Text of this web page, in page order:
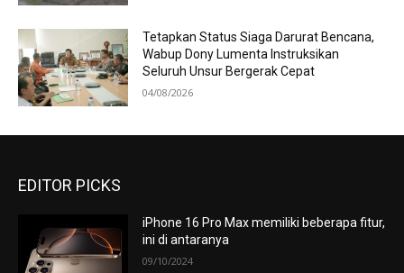
Tetapkan Status Siaga Darurat Bencana,
Wabup Dony Lumenta Instruksikan
Seluruh Unsur Bergerak Cepat
04/08/2026
EDITOR PICKS
iPhone 16 Pro Max memiliki beberapa fitur,
ini di antaranya
09/10/2024